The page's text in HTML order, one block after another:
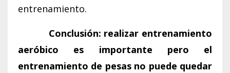
entrenamiento.
Conclusión: realizar entrenamiento
aeróbico es importante pero el
entrenamiento de pesas no puede quedar